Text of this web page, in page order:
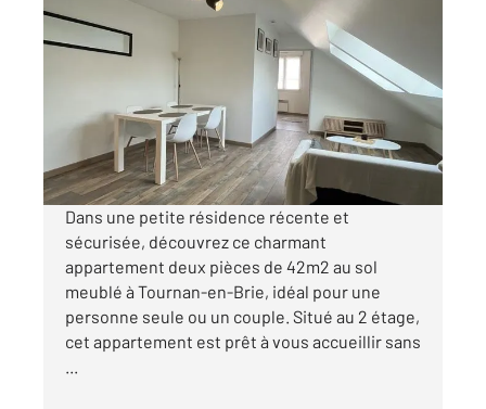
TOURNAN EN BRIE 77
42 m2, 2 pièces
Ref : 200
Appartement F2 à louer
890 €
par mois charges comprises
Dans une petite résidence récente et
sécurisée, découvrez ce charmant
appartement deux pièces de 42m2 au sol
meublé à Tournan-en-Brie, idéal pour une
personne seule ou un couple. Situé au 2 étage,
cet appartement est prêt à vous accueillir sans
...